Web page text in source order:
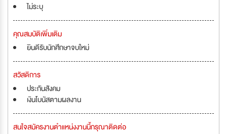
ไม่ระบุ
คุณสมบัติเพิ่มเติม
ยินดีรับนักศึกษาจบใหม่
สวัสดิการ
ประกันสังคม
เงินโบนัสตามผลงาน
สนใจสมัครงานตำแหน่งงานนี้กรุณาติดต่อ